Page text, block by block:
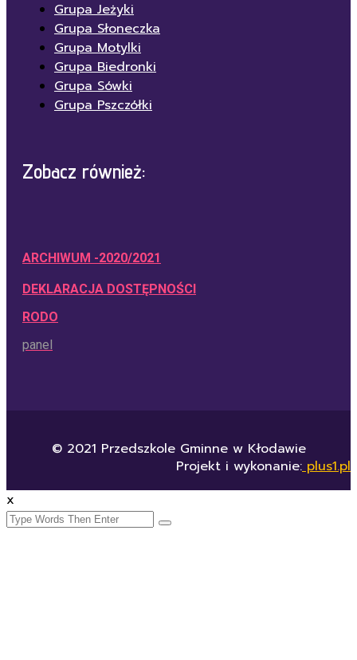
Grupa Jeżyki
Grupa Słoneczka
Grupa Motylki
Grupa Biedronki
Grupa Sówki
Grupa Pszczółki
Zobacz również:
ARCHIWUM -2020/2021
DEKLARACJA DOSTĘPNOŚCI
RODO
panel
© 2021 Przedszkole Gminne w Kłodawie
Projekt i wykonanie: plus1.pl
x